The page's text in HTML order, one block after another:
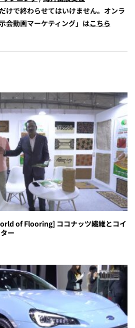
けで終わらせてはいけません。オンラ
会動画マーケティング」はこちら
of Flooring] ココナッツ繊維とコイ
ー